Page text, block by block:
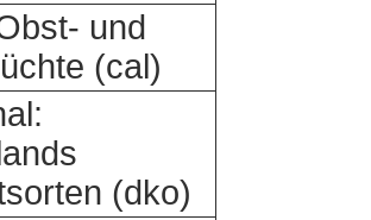
und
(cal)
(dko)